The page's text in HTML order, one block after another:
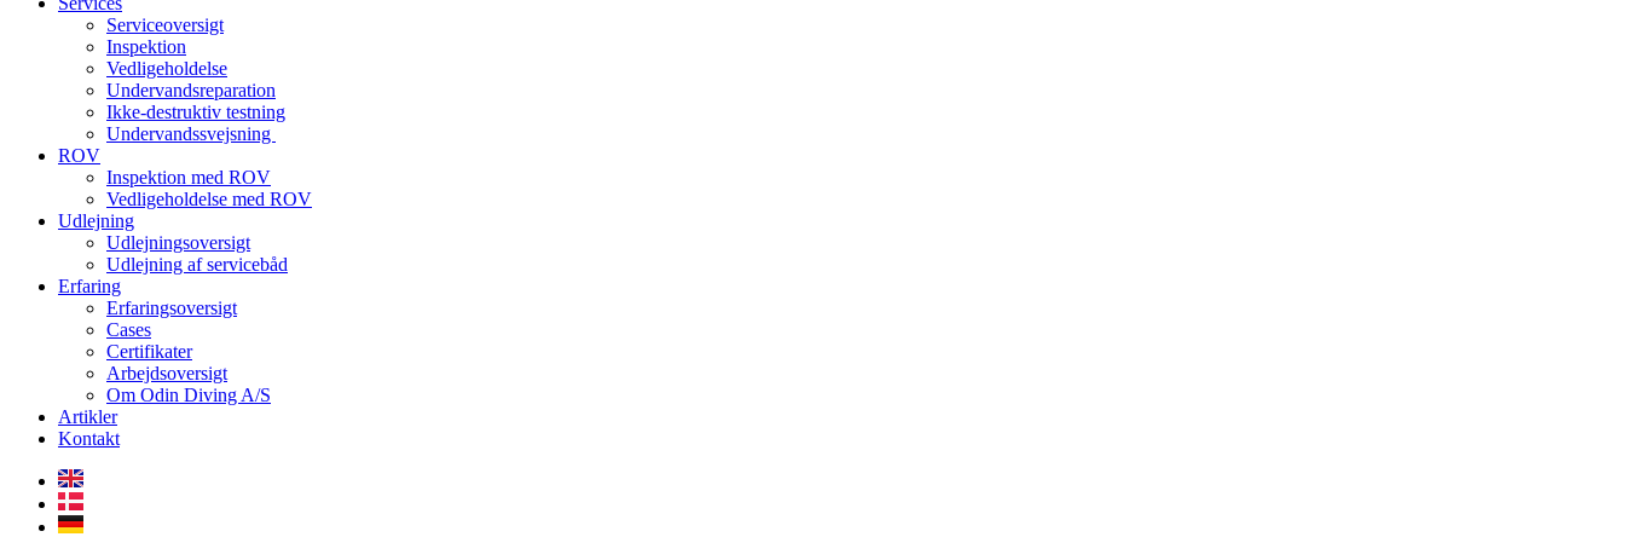
Serviceoversigt
Inspektion
Vedligeholdelse
Undervandsreparation
Ikke-destruktiv testning
Undervandssvejsning
ROV
Inspektion med ROV
Vedligeholdelse med ROV
Udlejning
Udlejningsoversigt
Udlejning af servicebåd
Erfaring
Erfaringsoversigt
Cases
Certifikater
Arbejdsoversigt
Om Odin Diving A/S
Artikler
Kontakt